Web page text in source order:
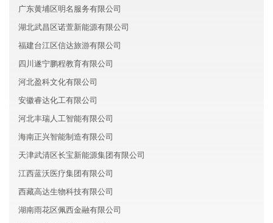
广东黄埔区明名服务有限公司
湖北武昌区诺萱新能源有限公司
福建台江区信达旅游有限公司
四川遂宁鹏程教育有限公司
河北盈科文化有限公司
安徽睿达化工有限公司
河北丰瑞人工智能有限公司
海南正兴智能制造有限公司
天津武清区长宝新能源集团有限公司
江西蓝沃医疗集团有限公司
西藏高达生物科技有限公司
湖南雨花区佩西金融有限公司